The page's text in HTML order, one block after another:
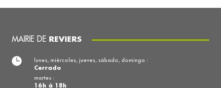
MAIRIE DE REVIERS
lunes, miércoles, jueves, sábado, domingo :
Cerrado
martes :
16h à 18h